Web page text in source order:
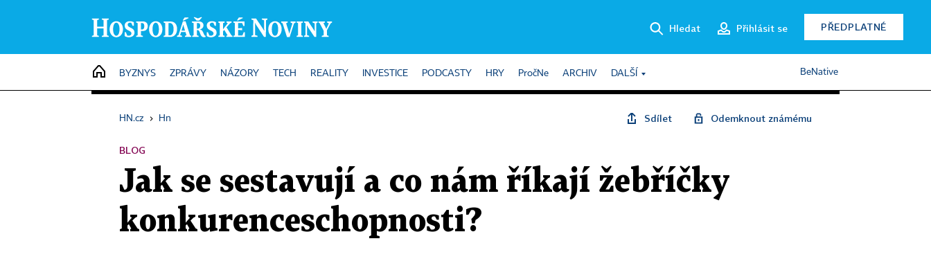
Hledat Přihlásit se PŘEDPLATNÉ
HOME
BYZNYS ZPRÁVY NÁZORY TECH REALITY INVESTICE PODCASTY HRY PročNe ARCHIV DALŠÍ BeNative
HN.cz › Hn Sdílet Odemknout známému
BLOG
Jak se sestavují a co nám říkají žebříčky
konkurenceschopnosti?